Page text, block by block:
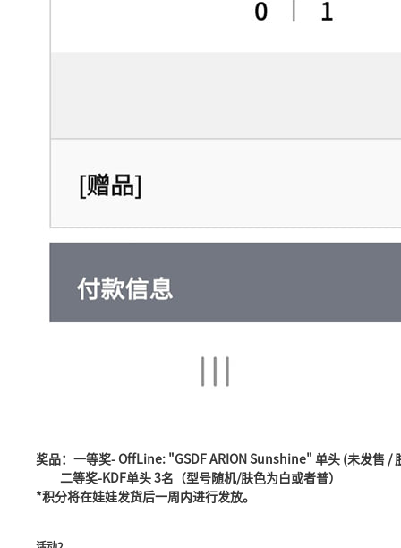
奖品：一等奖- OffLine: "GSDF ARION Sunshine" 单头 (未发售
二等奖-KDF单头 3名（型号随机/肤色为白或者普）
*积分将在娃娃发货后一周内进行发放。